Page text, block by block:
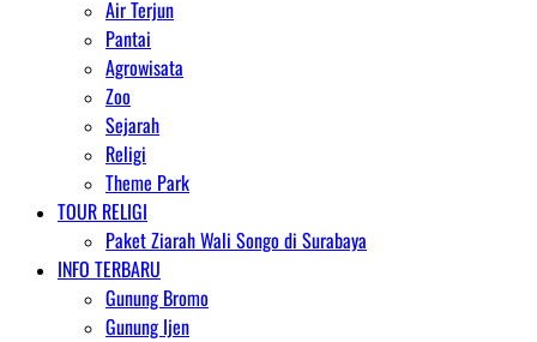
Air Terjun
Pantai
Agrowisata
Zoo
Sejarah
Religi
Theme Park
TOUR RELIGI
Paket Ziarah Wali Songo di Surabaya
INFO TERBARU
Gunung Bromo
Gunung Ijen